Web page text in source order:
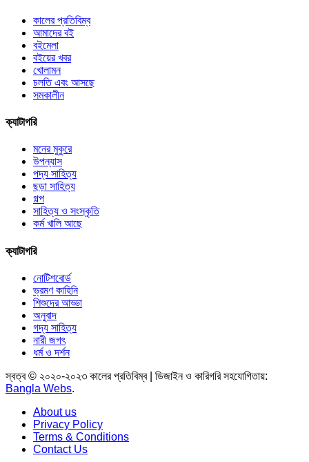
কালের প্রতিবিম্ব
আমাদের বই
বইমেলা
বইয়ের খবর
খোলামন
চলতি এবং আসছে
সমকালীন
ক্যাটাগরি
মনের মুকুরে
উপন্যাস
পদ্য সাহিত্য
ছড়া সাহিত্য
গল্প
সাহিত্য ও সংস্কৃতি
কর্ম খালি আছে
ক্যাটাগরি
নোটিশবোর্ড
ভ্রমণ কাহিনি
শিশুদের আড্ডা
অনুবাদ
গদ্য সাহিত্য
নারী জগৎ
ধর্ম ও দর্শন
স্বত্ব © ২০২০-২০২৩ কালের প্রতিবিম্ব | ডিজাইন ও কারিগরি সহযোগিতায়:
Bangla Webs.
About us
Privacy Policy
Terms & Conditions
Contact Us